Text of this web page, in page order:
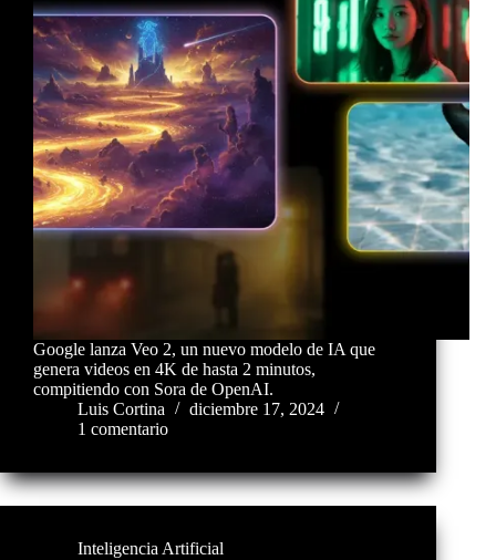
Google lanza Veo 2, un nuevo modelo de IA que
genera videos en 4K de hasta 2 minutos,
compitiendo con Sora de OpenAI.
Luis Cortina
diciembre 17, 2024
1 comentario
Inteligencia Artificial